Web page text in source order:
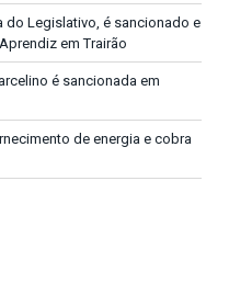
do Legislativo, é sancionado e
em Trairão
é sancionada em
de energia e cobra